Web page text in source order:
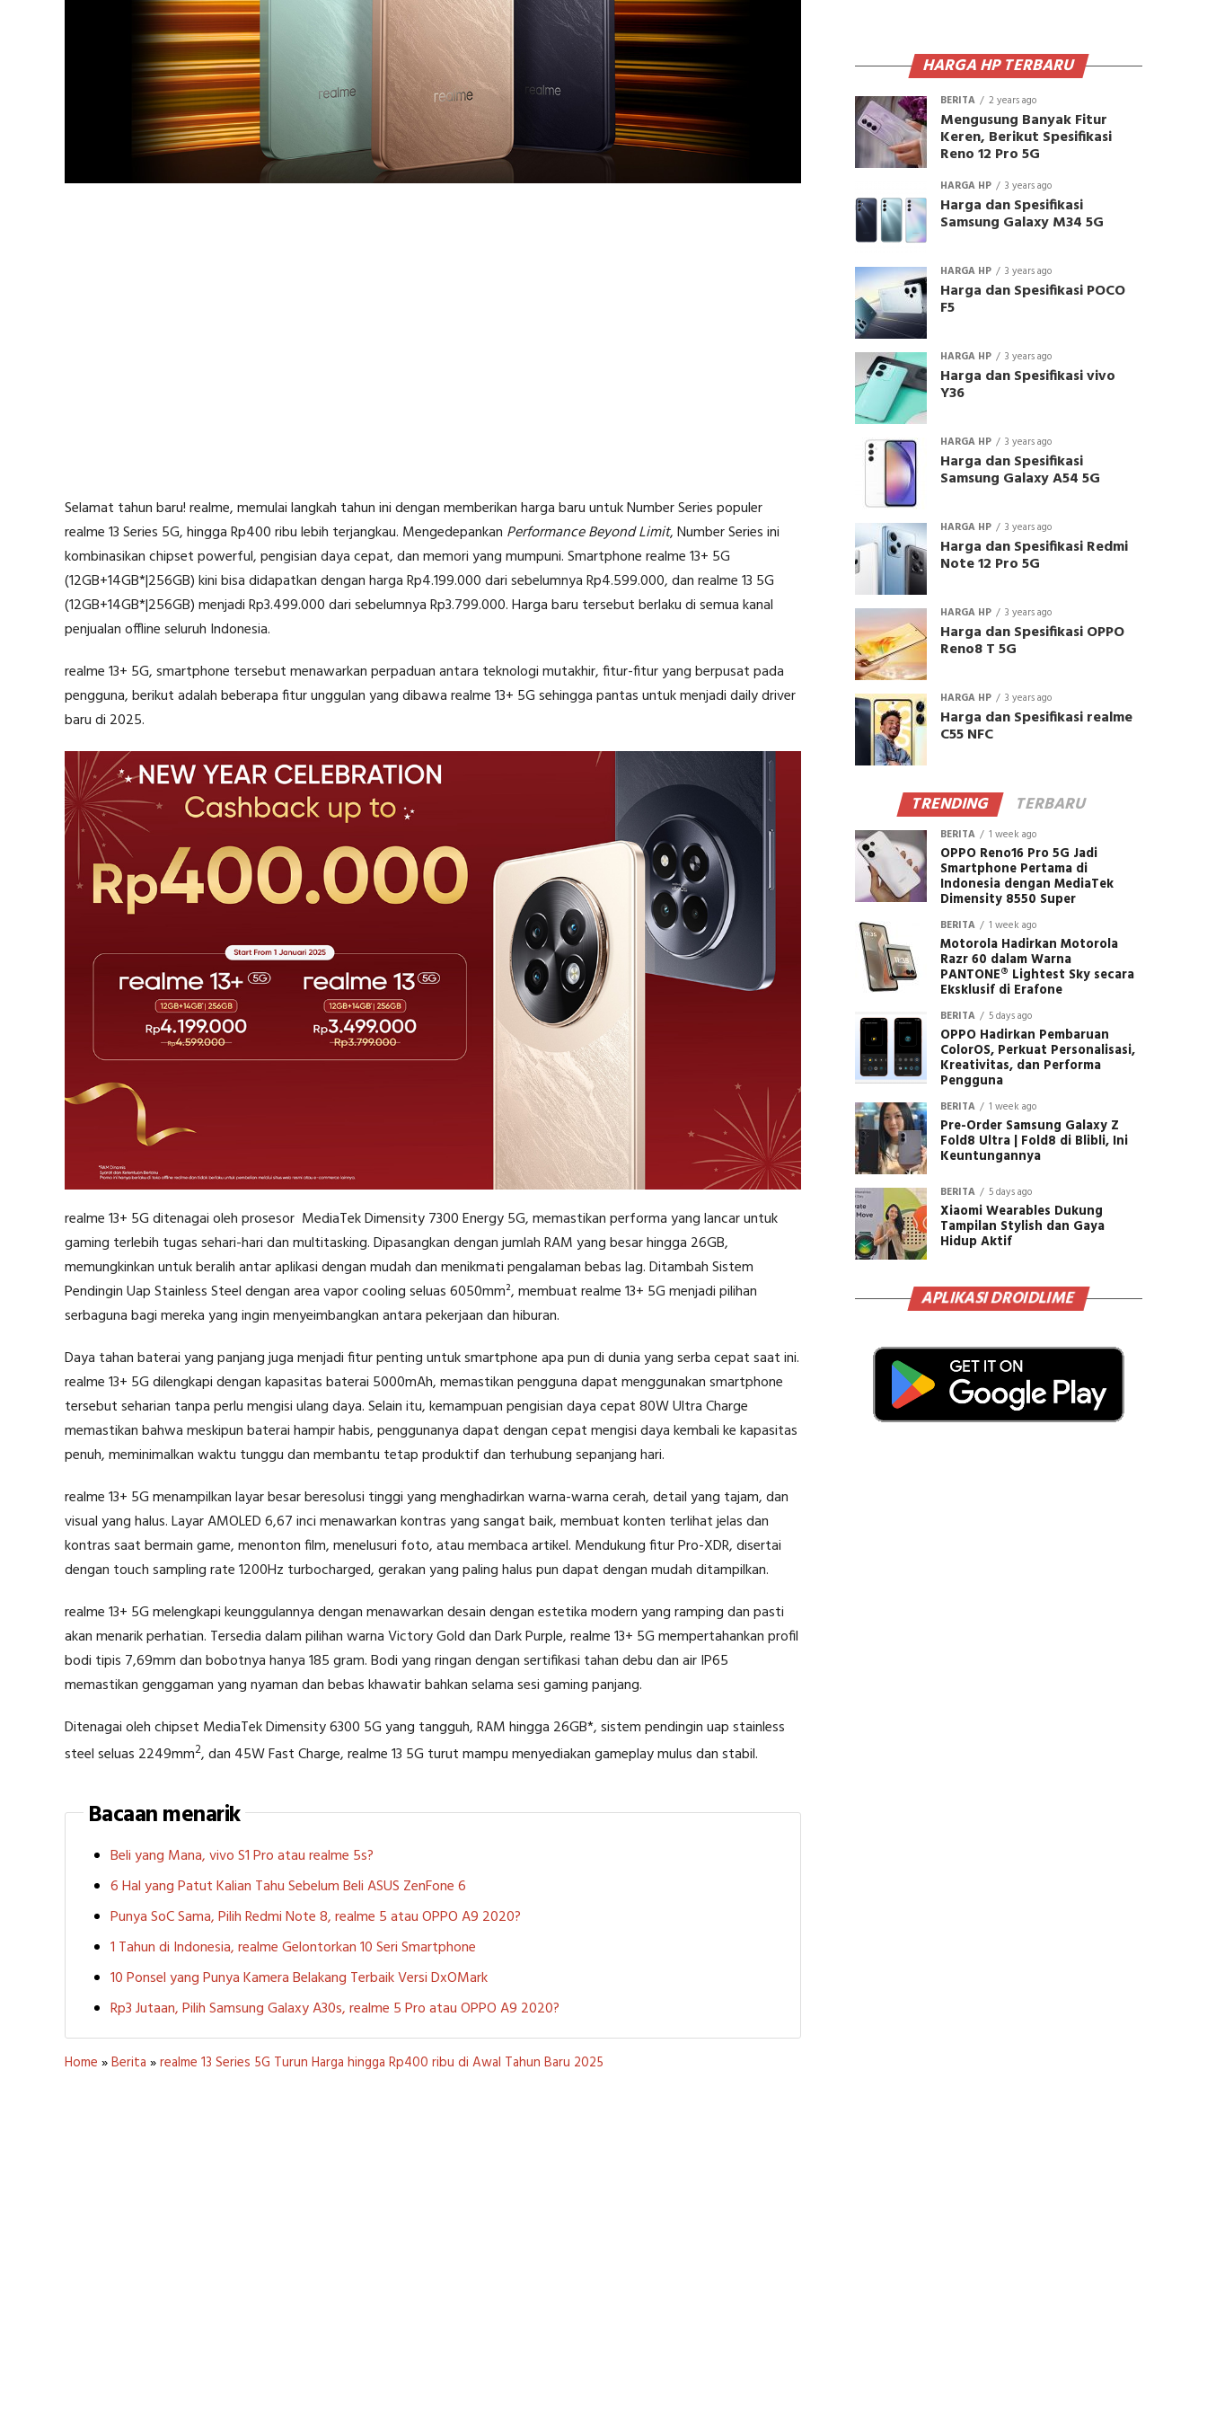
Selamat tahun baru! realme, memulai langkah tahun ini dengan memberikan harga baru untuk Number Series populer
realme 13 Series 5G, hingga Rp400 ribu lebih terjangkau. Mengedepankan Performance Beyond Limit, Number Series ini
kombinasikan chipset powerful, pengisian daya cepat, dan memori yang mumpuni. Smartphone realme 13+ 5G
(12GB+14GB*|256GB) kini bisa didapatkan dengan harga Rp4.199.000 dari sebelumnya Rp4.599.000, dan realme 13 5G
(12GB+14GB*|256GB) menjadi Rp3.499.000 dari sebelumnya Rp3.799.000. Harga baru tersebut berlaku di semua kanal
penjualan offline seluruh Indonesia.
realme 13+ 5G, smartphone tersebut menawarkan perpaduan antara teknologi mutakhir, fitur-fitur yang berpusat pada
pengguna, berikut adalah beberapa fitur unggulan yang dibawa realme 13+ 5G sehingga pantas untuk menjadi daily driver
baru di 2025.
realme 13+ 5G ditenagai oleh prosesor MediaTek Dimensity 7300 Energy 5G, memastikan performa yang lancar untuk
gaming terlebih tugas sehari-hari dan multitasking. Dipasangkan dengan jumlah RAM yang besar hingga 26GB,
memungkinkan untuk beralih antar aplikasi dengan mudah dan menikmati pengalaman bebas lag. Ditambah Sistem
Pendingin Uap Stainless Steel dengan area vapor cooling seluas 6050mm², membuat realme 13+ 5G menjadi pilihan
serbaguna bagi mereka yang ingin menyeimbangkan antara pekerjaan dan hiburan.
Daya tahan baterai yang panjang juga menjadi fitur penting untuk smartphone apa pun di dunia yang serba cepat saat ini.
realme 13+ 5G dilengkapi dengan kapasitas baterai 5000mAh, memastikan pengguna dapat menggunakan smartphone
tersebut seharian tanpa perlu mengisi ulang daya. Selain itu, kemampuan pengisian daya cepat 80W Ultra Charge
memastikan bahwa meskipun baterai hampir habis, penggunanya dapat dengan cepat mengisi daya kembali ke kapasitas
penuh, meminimalkan waktu tunggu dan membantu tetap produktif dan terhubung sepanjang hari.
realme 13+ 5G menampilkan layar besar beresolusi tinggi yang menghadirkan warna-warna cerah, detail yang tajam, dan
visual yang halus. Layar AMOLED 6,67 inci menawarkan kontras yang sangat baik, membuat konten terlihat jelas dan
kontras saat bermain game, menonton film, menelusuri foto, atau membaca artikel. Mendukung fitur Pro-XDR, disertai
dengan touch sampling rate 1200Hz turbocharged, gerakan yang paling halus pun dapat dengan mudah ditampilkan.
realme 13+ 5G melengkapi keunggulannya dengan menawarkan desain dengan estetika modern yang ramping dan pasti
akan menarik perhatian. Tersedia dalam pilihan warna Victory Gold dan Dark Purple, realme 13+ 5G mempertahankan profil
bodi tipis 7,69mm dan bobotnya hanya 185 gram. Bodi yang ringan dengan sertifikasi tahan debu dan air IP65
memastikan genggaman yang nyaman dan bebas khawatir bahkan selama sesi gaming panjang.
Ditenagai oleh chipset MediaTek Dimensity 6300 5G yang tangguh, RAM hingga 26GB*, sistem pendingin uap stainless
steel seluas 2249mm2, dan 45W Fast Charge, realme 13 5G turut mampu menyediakan gameplay mulus dan stabil.
Bacaan menarik
Beli yang Mana, vivo S1 Pro atau realme 5s?
6 Hal yang Patut Kalian Tahu Sebelum Beli ASUS ZenFone 6
Punya SoC Sama, Pilih Redmi Note 8, realme 5 atau OPPO A9 2020?
1 Tahun di Indonesia, realme Gelontorkan 10 Seri Smartphone
10 Ponsel yang Punya Kamera Belakang Terbaik Versi DxOMark
Rp3 Jutaan, Pilih Samsung Galaxy A30s, realme 5 Pro atau OPPO A9 2020?
Home »Berita »realme 13 Series 5G Turun Harga hingga Rp400 ribu di Awal Tahun Baru 2025
HARGA HP TERBARU
BERITA 2 years ago
Mengusung Banyak Fitur
Keren, Berikut Spesifikasi
Reno 12 Pro 5G
HARGA HP 3 years ago
Harga dan Spesifikasi
Samsung Galaxy M34 5G
HARGA HP 3 years ago
Harga dan Spesifikasi POCO
F5
HARGA HP 3 years ago
Harga dan Spesifikasi vivo
Y36
HARGA HP 3 years ago
Harga dan Spesifikasi
Samsung Galaxy A54 5G
HARGA HP 3 years ago
Harga dan Spesifikasi Redmi
Note 12 Pro 5G
HARGA HP 3 years ago
Harga dan Spesifikasi OPPO
Reno8 T 5G
HARGA HP 3 years ago
Harga dan Spesifikasi realme
C55 NFC
TRENDING TERBARU
BERITA 1 week ago
OPPO Reno16 Pro 5G Jadi
Smartphone Pertama di
Indonesia dengan MediaTek
Dimensity 8550 Super
BERITA 1 week ago
Motorola Hadirkan Motorola
Razr 60 dalam Warna
PANTONE® Lightest Sky secara
Eksklusif di Erafone
BERITA 5 days ago
OPPO Hadirkan Pembaruan
ColorOS, Perkuat Personalisasi,
Kreativitas, dan Performa
Pengguna
BERITA 1 week ago
Pre-Order Samsung Galaxy Z
Fold8 Ultra | Fold8 di Blibli, Ini
Keuntungannya
BERITA 5 days ago
Xiaomi Wearables Dukung
Tampilan Stylish dan Gaya
Hidup Aktif
APLIKASI DROIDLIME